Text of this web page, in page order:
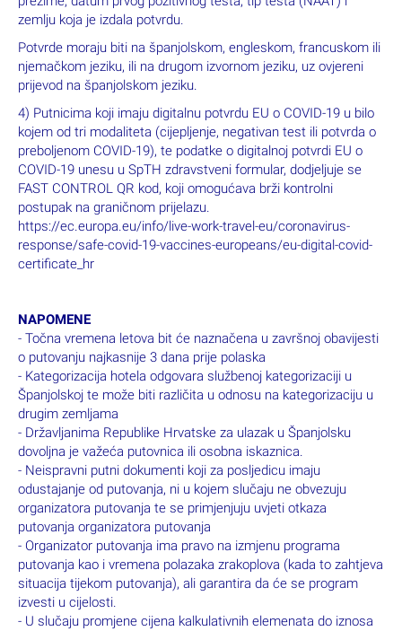
zemlju koja je izdala potvrdu.
Potvrde moraju biti na španjolskom, engleskom, francuskom ili
njemačkom jeziku, ili na drugom izvornom jeziku, uz ovjereni
prijevod na španjolskom jeziku.
4) Putnicima koji imaju digitalnu potvrdu EU o COVID-19 u bilo
kojem od tri modaliteta (cijepljenje, negativan test ili potvrda o
preboljenom COVID-19), te podatke o digitalnoj potvrdi EU o
COVID-19 unesu u SpTH zdravstveni formular, dodjeljuje se
FAST CONTROL QR kod, koji omogućava brži kontrolni
postupak na graničnom prijelazu.
https://ec.europa.eu/info/live-work-travel-eu/coronavirus-
response/safe-covid-19-vaccines-europeans/eu-digital-covid-
certificate_hr
NAPOMENE
- Točna vremena letova bit će naznačena u završnoj obavijesti
o putovanju najkasnije 3 dana prije polaska
- Kategorizacija hotela odgovara službenoj kategorizaciji u
Španjolskoj te može biti različita u odnosu na kategorizaciju u
drugim zemljama
- Državljanima Republike Hrvatske za ulazak u Španjolsku
dovoljna je važeća putovnica ili osobna iskaznica.
- Neispravni putni dokumenti koji za posljedicu imaju
odustajanje od putovanja, ni u kojem slučaju ne obvezuju
organizatora putovanja te se primjenjuju uvjeti otkaza
putovanja organizatora putovanja
- Organizator putovanja ima pravo na izmjenu programa
putovanja kao i vremena polazaka zrakoplova (kada to zahtjeva
situacija tijekom putovanja), ali garantira da će se program
izvesti u cijelosti.
- U slučaju promjene cijena kalkulativnih elemenata do iznosa